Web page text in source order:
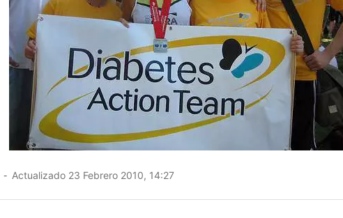
Actualizado 23 Febrero 2010, 14:27